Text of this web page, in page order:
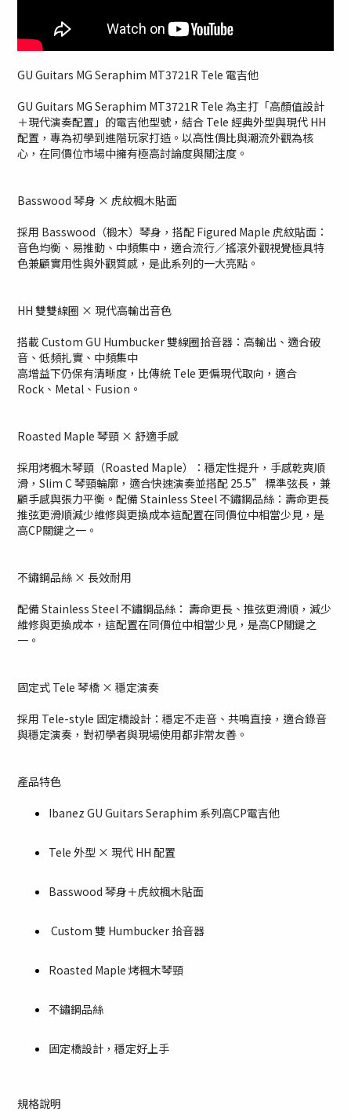
GU Guitars MG Seraphim MT3721R Tele 電吉他
GU Guitars MG Seraphim MT3721R Tele 為主打「高顏值設計
＋現代演奏配置」的電吉他型號，結合 Tele 經典外型與現代 HH
配置，專為初學到進階玩家打造。以高性價比與潮流外觀為核
心，在同價位市場中擁有極高討論度與關注度。
Basswood 琴身 × 虎紋楓木貼面
採用 Basswood（椴木）琴身，搭配 Figured Maple 虎紋貼面：
音色均衡、易推動 、 中頻集中，適合流行／搖滾外觀視覺極具特
色兼顧實用性與外觀質感，是此系列的一大亮點。
HH 雙雙線圈 × 現代高輸出音色
搭載 Custom GU Humbucker 雙線圈拾音器：高輸出、適合破
音 、 低頻扎實、中頻集中
高增益下仍保有清晰度，比傳統 Tele 更偏現代取向，適合
Rock、Metal、Fusion。
Roasted Maple 琴頸 × 舒適手感
採用烤楓木琴頸（Roasted Maple）：穩定性提升，手感乾爽順
滑，Slim C 琴頸輪廓，適合快速演奏並搭配 25.5” 標準弦長，兼
顧手感與張力平衡。配備 Stainless Steel 不鏽鋼品絲：壽命更長
推弦更滑順減少維修與更換成本這配置在同價位中相當少見，是
高CP關鍵之一。
不鏽鋼品絲 × 長效耐用
配備 Stainless Steel 不鏽鋼品絲： 壽命更長 、 推弦更滑順，減少
維修與更換成本，這配置在同價位中相當少見，是高CP關鍵之
一。
固定式 Tele 琴橋 × 穩定演奏
採用 Tele-style 固定橋設計：穩定不走音 、 共鳴直接，適合錄音
與穩定演奏，對初學者與現場使用都非常友善。
產品特色
Ibanez GU Guitars Seraphim 系列高CP電吉他
Tele 外型 × 現代 HH 配置
Basswood 琴身＋虎紋楓木貼面
Custom 雙 Humbucker 拾音器
Roasted Maple 烤楓木琴頸
不鏽鋼品絲
固定橋設計，穩定好上手
規格說明